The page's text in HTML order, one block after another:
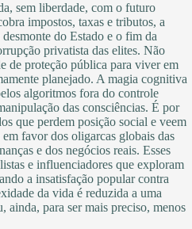
sem liberdade, com o futuro
impostos, taxas e tributos, a
do Estado e o fim da
privatista das elites. Não
de proteção pública para viver em
planejado. A magia cognitiva
algoritmos fora do controle
das consciências. É por
que perdem posição social e veem
favor dos oligarcas globais das
e dos negócios reais. Esses
e influenciadores que exploram
a insatisfação popular contra
da vida é reduzida a uma
ainda, para ser mais preciso, menos